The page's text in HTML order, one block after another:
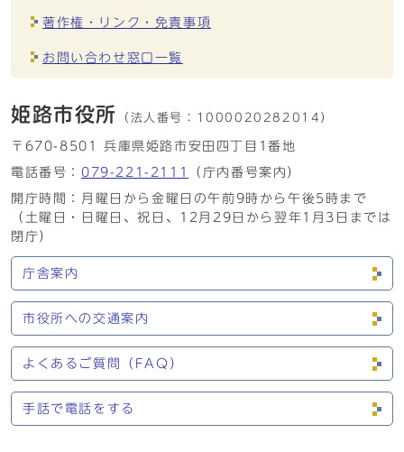
著作権・リンク・免責事項
お問い合わせ窓口一覧
姫路市役所 （法人番号： 1000020282014）
〒670-8501 兵庫県姫路市安田四丁目1番地
電話番号： 079-221-2111
（庁内番号案内）
開庁時間：月曜日から金曜日の午前9時から午後5時まで
（土曜日・日曜日、祝日、12月29日から翌年1月3日までは
閉庁）
庁舎案内
市役所への交通案内
よくあるご質問（FAQ）
手話で電話をする